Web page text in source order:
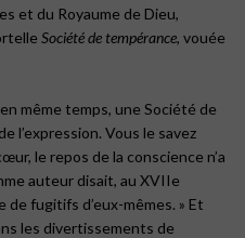
et du Royaume de Dieu,
Société de tempérance, vouée
même temps, une Société de
l’expression. Vous le savez
le repos de la conscience n’a
auteur disait, au XVIIe
fugitifs d’eux-mêmes. » Et
les divertissements de